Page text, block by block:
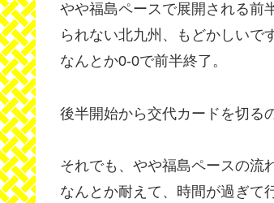
やや福島ペースで展開される前
られない北九州、もどかしいで
なんとか0-0で前半終了。
後半開始から交代カードを切る
それでも、やや福島ペースの流
なんとか耐えて、時間が過ぎて